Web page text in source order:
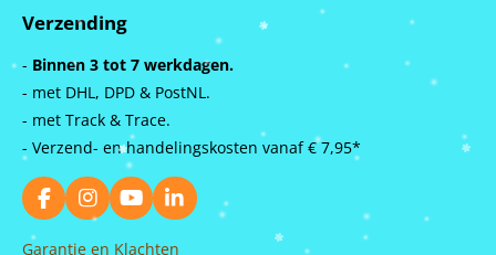
Verzending
- Binnen 3 tot 7 werkdagen.
- met DHL, DPD & PostNL.
- met Track & Trace.
- Verzend- en handelingskosten vanaf € 7,95*
F
a
c
I
n
s
Y
o
u
L
i
n
Garantie en Klachten